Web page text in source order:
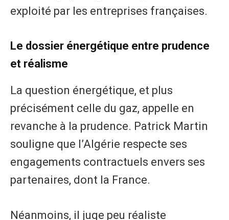
exploité par les entreprises françaises.
Le dossier énergétique entre prudence
et réalisme
La question énergétique, et plus
précisément celle du gaz, appelle en
revanche à la prudence. Patrick Martin
souligne que l’Algérie respecte ses
engagements contractuels envers ses
partenaires, dont la France.
Néanmoins, il juge peu réaliste